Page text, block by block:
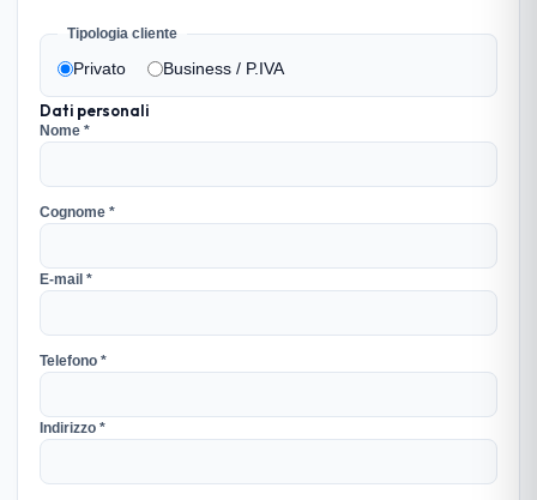
Tipologia cliente
Privato Business / P.IVA
Dati personali
Nome *
Cognome *
E-mail *
Telefono *
Indirizzo *